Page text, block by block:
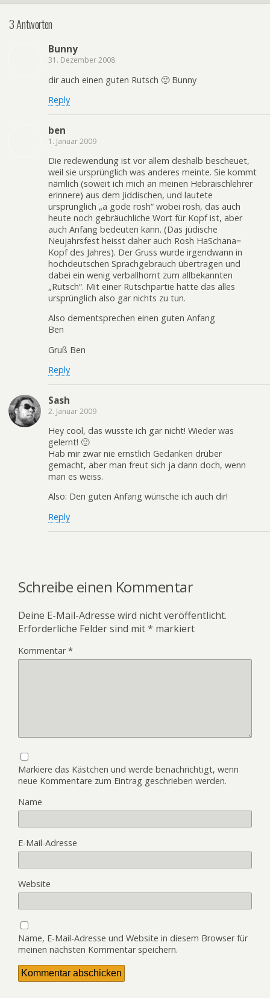
3 Antworten
Bunny
31. Dezember 2008
dir auch einen guten Rutsch 🙂 Bunny
Reply
ben
1. Januar 2009
Die redewendung ist vor allem deshalb bescheuet,
weil sie ursprünglich was anderes meinte. Sie kommt
nämlich (soweit ich mich an meinen Hebräischlehrer
erinnere) aus dem Jiddischen, und lautete
ursprünglich „a gode rosh“ wobei rosh, das auch
heute noch gebräuchliche Wort für Kopf ist, aber
auch Anfang bedeuten kann. (Das jüdische
Neujahrsfest heisst daher auch Rosh HaSchana=
Kopf des Jahres). Der Gruss wurde irgendwann in
hochdeutschen Sprachgebrauch übertragen und
dabei ein wenig verballhornt zum allbekannten
„Rutsch“. Mit einer Rutschpartie hatte das alles
ursprünglich also gar nichts zu tun.
Also dementsprechen einen guten Anfang
Ben
Gruß Ben
Reply
Sash
2. Januar 2009
Hey cool, das wusste ich gar nicht! Wieder was
gelernt! 🙂
Hab mir zwar nie ernstlich Gedanken drüber
gemacht, aber man freut sich ja dann doch, wenn
man es weiss.
Also: Den guten Anfang wünsche ich auch dir!
Reply
Schreibe einen Kommentar
Deine E-Mail-Adresse wird nicht veröffentlicht.
Erforderliche Felder sind mit* markiert
Kommentar*
Markiere das Kästchen und werde benachrichtigt, wenn
neue Kommentare zum Eintrag geschrieben werden.
Name
E-Mail-Adresse
Website
Name, E-Mail-Adresse und Website in diesem Browser für
meinen nächsten Kommentar speichern.